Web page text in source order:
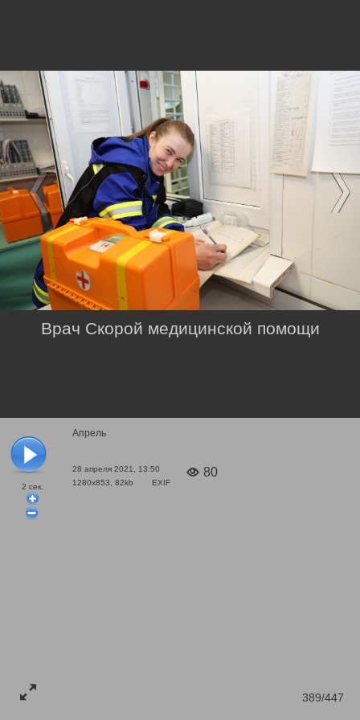
2 сек.
Апрель
28 апреля 2021, 13:50
1280x853, 82kb
EXIF
80
389/447
Врач Скорой медицинской помощи